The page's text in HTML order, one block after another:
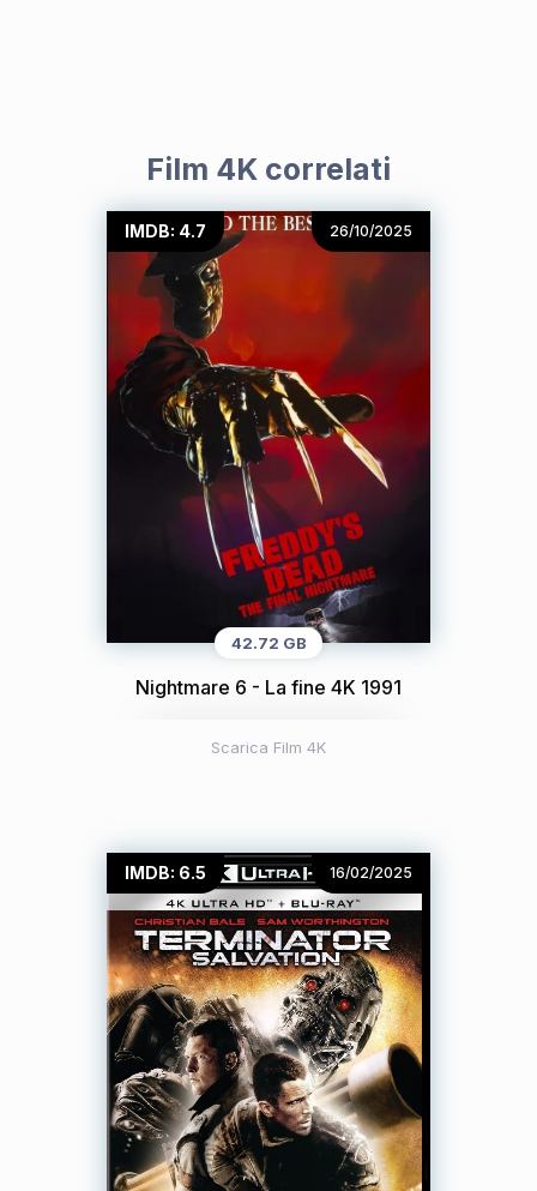
Film 4K correlati
IMDB: 4.7 26/10/2025
42.72 GB
Nightmare 6 - La fine 4K 1991
Scarica Film 4K
IMDB: 6.5 16/02/2025